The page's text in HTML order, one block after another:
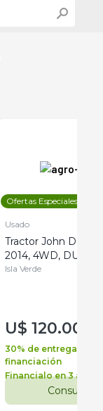
Ofertas Especiales
Usado
Tractor John Deere
2014, 4WD, DUAL
Isla Verde
U$ 120.000
30% de entrega +
financiación
Financialo en 3 años
Consultar